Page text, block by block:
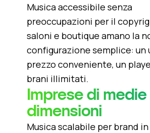
Musica accessibile senza
preoccupazioni per il
saloni e boutique amano la
configurazione semplice: un
prezzo conveniente, un
brani illimitati.
Imprese di medie
dimensioni
Musica scalabile per brand